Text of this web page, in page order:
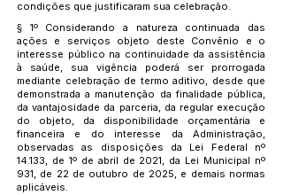
condições que justificaram sua celebração.
§ 1º Considerando a natureza continuada das
ações e serviços objeto deste Convênio e o
interesse público na continuidade da assistência
à saúde, sua vigência poderá ser prorrogada
mediante celebração de termo aditivo, desde que
demonstrada a manutenção da finalidade pública,
da vantajosidade da parceria, da regular execução
do objeto, da disponibilidade orçamentária e
financeira e do interesse da Administração,
observadas as disposições da Lei Federal nº
14.133, de 1º de abril de 2021, da Lei Municipal nº
931, de 22 de outubro de 2025, e demais normas
aplicáveis.